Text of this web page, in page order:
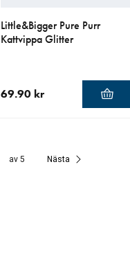
Little&Bigger Pure Purr
Kattvippa Glitter
69.90 kr
av 5 Nästa